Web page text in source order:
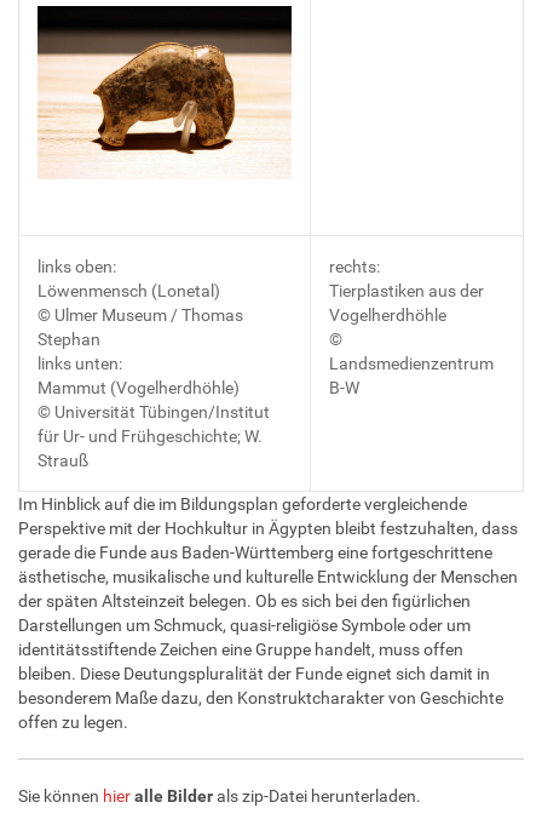
links oben:
Löwenmensch (Lonetal)
© Ulmer Museum / Thomas
Stephan
links unten:
Mammut (Vogelherdhöhle)
© Universität Tübingen/Institut
für Ur- und Frühgeschichte; W.
Strauß
rechts:
Tierplastiken aus der
Vogelherdhöhle
©
Landsmedienzentrum
B-W
Im Hinblick auf die im Bildungsplan geforderte vergleichende
Perspektive mit der Hochkultur in Ägypten bleibt festzuhalten, dass
gerade die Funde aus Baden-Württemberg eine fortgeschrittene
ästhetische, musikalische und kulturelle Entwicklung der Menschen
der späten Altsteinzeit belegen. Ob es sich bei den figürlichen
Darstellungen um Schmuck, quasi-religiöse Symbole oder um
identitätsstiftende Zeichen eine Gruppe handelt, muss offen
bleiben. Diese Deutungspluralität der Funde eignet sich damit in
besonderem Maße dazu, den Konstruktcharakter von Geschichte
offen zu legen.
Sie können hieralle Bilderals zip-Datei herunterladen.